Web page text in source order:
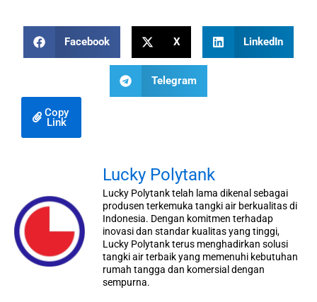
Facebook X LinkedIn
Telegram
Copy
Link
Lucky Polytank
Lucky Polytank telah lama dikenal sebagai
produsen terkemuka tangki air berkualitas di
Indonesia. Dengan komitmen terhadap
inovasi dan standar kualitas yang tinggi,
Lucky Polytank terus menghadirkan solusi
tangki air terbaik yang memenuhi kebutuhan
rumah tangga dan komersial dengan
sempurna.